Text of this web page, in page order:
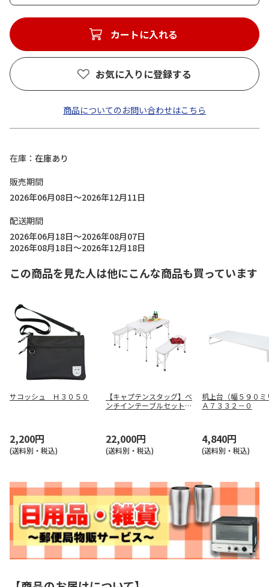
カートに入れる
お気に入りに登録する
商品についてのお問い合わせはこちら
在庫
在庫あり
販売期間
2026年06月08日～2026年12月11日
配送期間
2026年06月18日～2026年08月07日
2026年08月18日～2026年12月18日
この商品を見た人は他にこんな商品も買っています
サコッシュ Ｈ３０５０
2,200円
(送料別・税込)
【キャプテンスタッグ】ベ
ンチインテーブルセット
22,000円
(送料別・税込)
机上台（幅５９０
Ａ７３３２－０
4,840円
(送料別・税込)